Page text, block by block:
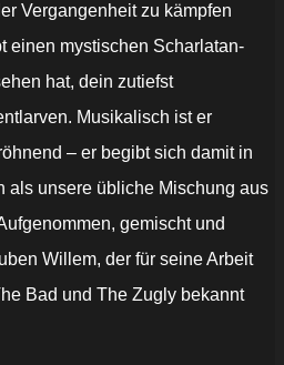
Vergangenheit zu kämpfen
einen mystischen Scharlatan-
hat, dein zutiefst
Musikalisch ist er
– er begibt sich damit in
als unsere übliche Mischung aus
gemischt und
Willem, der für seine Arbeit
Bad und The Zugly bekannt